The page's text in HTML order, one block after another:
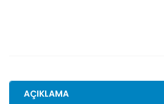
AÇIKLAMA